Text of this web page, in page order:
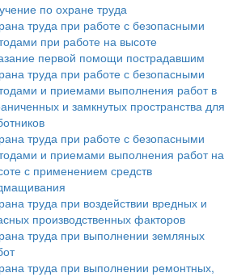
по охране труда
труда при работе с безопасными
при работе на высоте
первой помощи пострадавшим
труда при работе с безопасными
и приемами выполнения работ в
и замкнутых пространства для
труда при работе с безопасными
и приемами выполнения работ на
с применением средств
труда при воздействии вредных и
производственных факторов
труда при выполнении земляных
труда при выполнении ремонтных,